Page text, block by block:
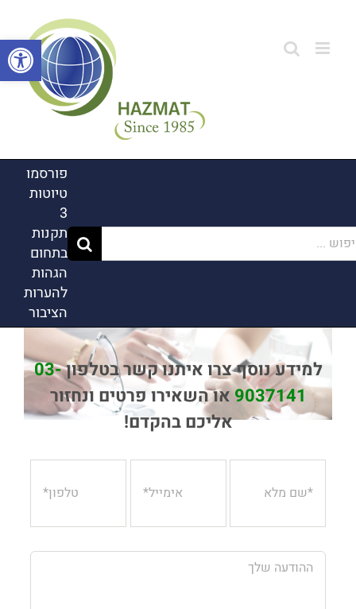
פתח
פורסמו
טיוטות
3
תקנות
בתחום
הגהות
להערות
הציבור
למידע נוסף צרו איתנו קשר בטלפון03-
9037141או השאירו פרטים ונחזור
אליכם בהקדם!